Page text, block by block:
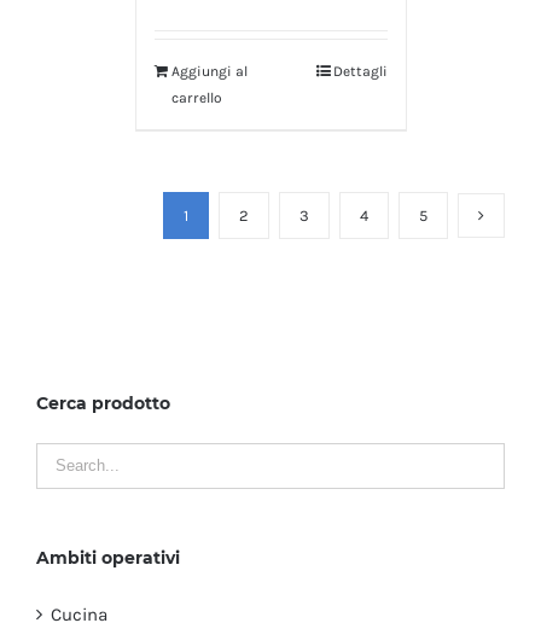
Aggiungi al
carrello
Dettagli
1 2 3 4 5
Cerca prodotto
Ambiti operativi
Cucina